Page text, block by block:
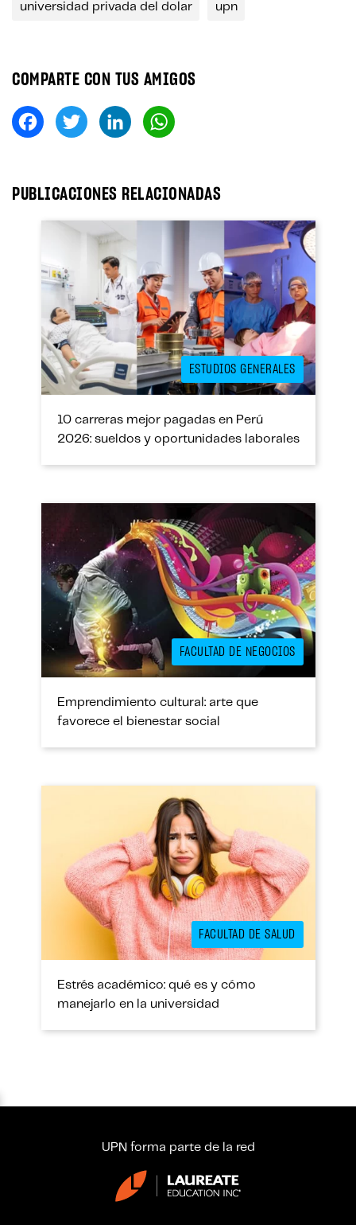
universidad privada del dolar upn
COMPARTE CON TUS AMIGOS
Fa
ce
ok
T
wi
er
Li
nk
In
A
pp
PUBLICACIONES RELACIONADAS
ESTUDIOS GENERALES
10 carreras mejor pagadas en Perú
2026: sueldos y oportunidades laborales
FACULTAD DE NEGOCIOS
Emprendimiento cultural: arte que
favorece el bienestar social
FACULTAD DE SALUD
Estrés académico: qué es y cómo
manejarlo en la universidad
UPN forma parte de la red